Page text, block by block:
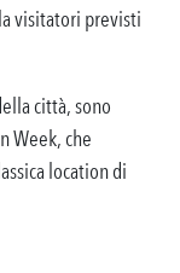
visitatori previsti
città, sono
Week, che
location di